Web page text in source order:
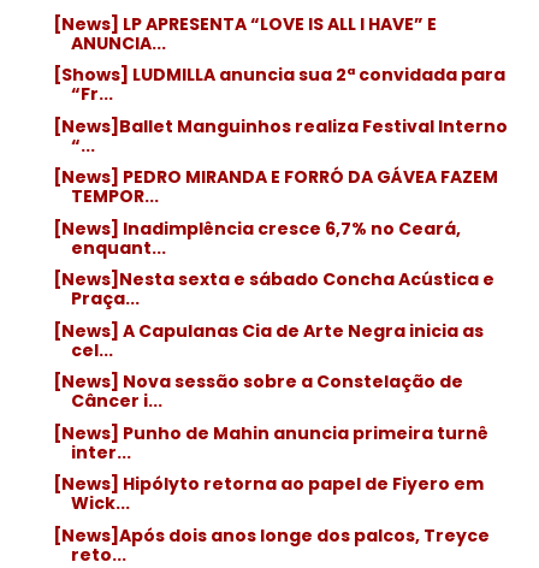
[News] LP APRESENTA “LOVE IS ALL I HAVE” E
ANUNCIA...
[Shows] LUDMILLA anuncia sua 2ª convidada para
“Fr...
[News]Ballet Manguinhos realiza Festival Interno
“...
[News] PEDRO MIRANDA E FORRÓ DA GÁVEA FAZEM
TEMPOR...
[News] Inadimplência cresce 6,7% no Ceará,
enquant...
[News]Nesta sexta e sábado Concha Acústica e
Praça...
[News] A Capulanas Cia de Arte Negra inicia as
cel...
[News] Nova sessão sobre a Constelação de
Câncer i...
[News] Punho de Mahin anuncia primeira turnê
inter...
[News] Hipólyto retorna ao papel de Fiyero em
Wick...
[News]Após dois anos longe dos palcos, Treyce
reto...